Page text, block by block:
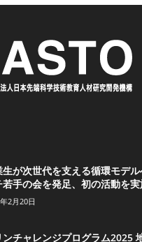
生が次世代を支える循環モデ
若手の会を発足、初の活動を
2月20日
ンチャレンジプログラム2025